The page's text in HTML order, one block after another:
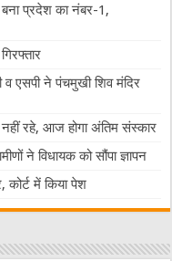
प्रदेश का नंबर-1,
एसपी ने पंचमुखी शिव मंदिर
नहीं रहे, आज होगा अंतिम संस्कार
ने विधायक को सौंपा ज्ञापन
कोर्ट में किया पेश